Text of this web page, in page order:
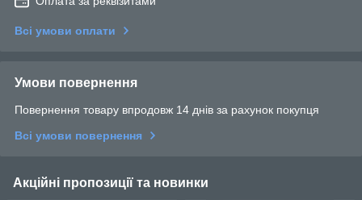
Всі умови оплати
Умови повернення
Повернення товару впродовж 14 днів за рахунок покупця
Всі умови повернення
Акційні пропозиції та новинки